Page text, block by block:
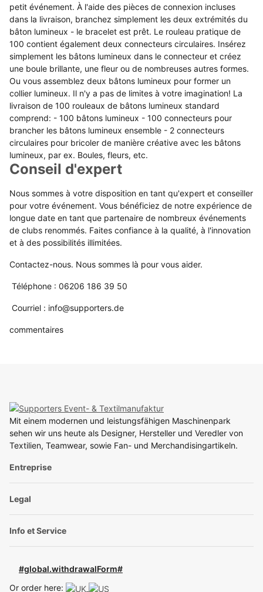
petit événement. À l'aide des pièces de connexion incluses
dans la livraison, branchez simplement les deux extrémités du
bâton lumineux - le bracelet est prêt. Le rouleau pratique de
100 contient également deux connecteurs circulaires. Insérez
simplement les bâtons lumineux dans le connecteur et créez
une boule brillante, une fleur ou de nombreuses autres formes.
Ou vous assemblez deux bâtons lumineux pour former un
collier lumineux. Il n'y a pas de limites à votre imagination! La
livraison de 100 rouleaux de bâtons lumineux standard
comprend: - 100 bâtons lumineux - 100 connecteurs pour
brancher les bâtons lumineux ensemble - 2 connecteurs
circulaires pour bricoler de manière créative avec les bâtons
lumineux, par ex. Boules, fleurs, etc.
Conseil d'expert
Nous sommes à votre disposition en tant qu'expert et conseiller
pour votre événement. Vous bénéficiez de notre expérience de
longue date en tant que partenaire de nombreux événements
de clubs renommés. Faites confiance à la qualité, à l'innovation
et à des possibilités illimitées.
Contactez-nous. Nous sommes là pour vous aider.
Téléphone : 06206 186 39 50
Courriel : info@supporters.de
commentaires
Mit einem modernen und leistungsfähigen Maschinenpark
sehen wir uns heute als Designer, Hersteller und Veredler von
Textilien, Teamwear, sowie Fan- und Merchandisingartikeln.
Entreprise
Legal
Info et Service
#global.withdrawalForm#
Or order here: